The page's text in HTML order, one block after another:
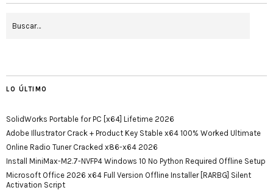
LO ÚLTIMO
SolidWorks Portable for PC [x64] Lifetime 2026
Adobe Illustrator Crack + Product Key Stable x64 100% Worked Ultimate
Online Radio Tuner Cracked x86-x64 2026
Install MiniMax-M2.7-NVFP4 Windows 10 No Python Required Offline Setup
Microsoft Office 2026 x64 Full Version Offline Installer [RARBG] Silent
Activation Script